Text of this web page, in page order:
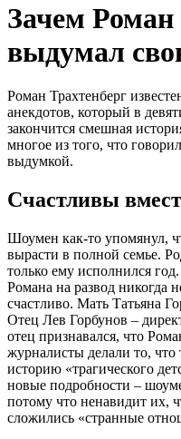
Зачем Роман
выдумал
Роман Трахтенберг
анекдотов, который в
закончится смешная
многое из того, что
выдумкой.
Счастливы
Шоумен как-то упомянул,
вырасти в полной семье.
только ему исполнился
Романа на развод никогда
счастливо. Мать Татьяна
Отец Лев Горбунов –
отец признавался, что
журналисты делали то, что
историю «трагического
новые подробности –
потому что ненавидит их,
сложились «странные